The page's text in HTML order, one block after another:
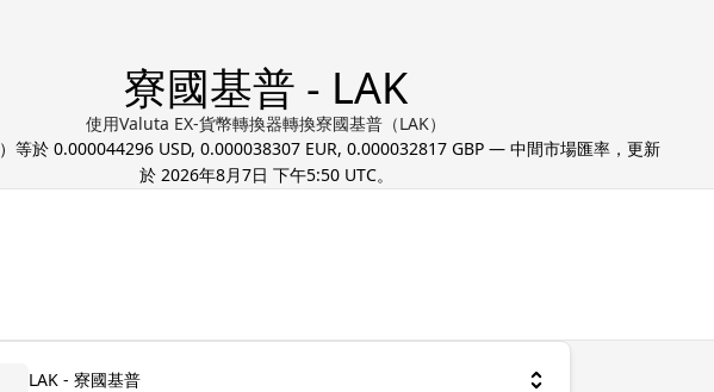
寮國基普 - LAK
使用Valuta EX-貨幣轉換器轉換寮國基普（LAK）
）等於 0.000044296 USD, 0.000038307 EUR, 0.000032817 GBP — 中間市場匯率，更新
於 2026年8月7日 下午5:50 UTC。
LAK - 寮國基普